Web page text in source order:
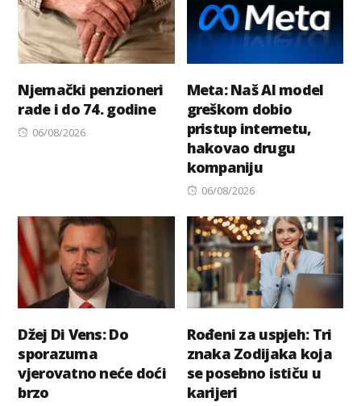
Njemački penzioneri
rade i do 74. godine
Posted
06/08/2026
Meta: Naš AI model
greškom dobio
pristup internetu,
hakovao drugu
kompaniju
Posted
06/08/2026
Džej Di Vens: Do
sporazuma
vjerovatno neće doći
brzo
Rođeni za uspjeh: Tri
znaka Zodijaka koja
se posebno ističu u
karijeri